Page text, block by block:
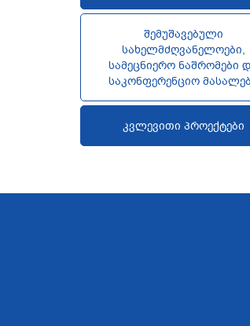
შემუშავებული
სახელმძღვანელოები,
სამეცნიერო ნაშრომები
საკონფერენციო
კვლევითი პროექტები